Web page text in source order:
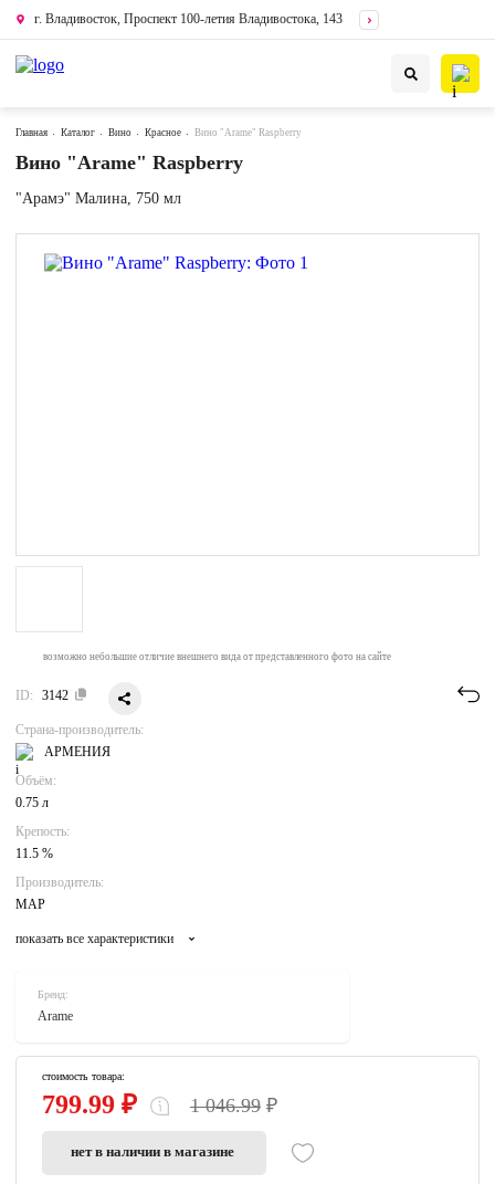
г. Владивосток, Проспект 100-летия Владивостока, 143
Главная Каталог Вино Красное Вино "Arame" Raspberry
Вино "Arame" Raspberry
"Арамэ" Малина, 750 мл
возможно небольшие отличие внешнего вида от представленного фото на сайте
ID: 3142
Страна-производитель:
АРМЕНИЯ
Объём:
0.75 л
Крепость:
11.5 %
Производитель:
MAP
показать все характеристики
Бренд:
Arame
стоимость товара:
799.99 ₽ 1 046.99 ₽
нет в наличии в магазине